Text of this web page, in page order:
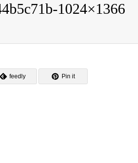
1024×1366
feedly Pin it